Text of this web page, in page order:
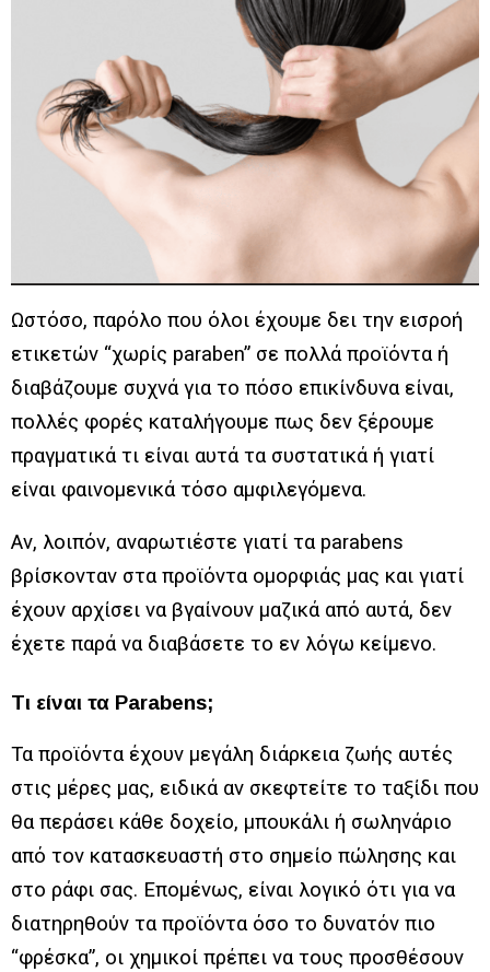
Ωστόσο, παρόλο που όλοι έχουμε δει την εισροή
ετικετών “χωρίς paraben” σε πολλά προϊόντα ή
διαβάζουμε συχνά για το πόσο επικίνδυνα είναι,
πολλές φορές καταλήγουμε πως δεν ξέρουμε
πραγματικά τι είναι αυτά τα συστατικά ή γιατί
είναι φαινομενικά τόσο αμφιλεγόμενα.
Αν, λοιπόν, αναρωτιέστε γιατί τα parabens
βρίσκονταν στα προϊόντα ομορφιάς μας και γιατί
έχουν αρχίσει να βγαίνουν μαζικά από αυτά, δεν
έχετε παρά να διαβάσετε το εν λόγω κείμενο.
Τι είναι τα Parabens;
Τα προϊόντα έχουν μεγάλη διάρκεια ζωής αυτές
στις μέρες μας, ειδικά αν σκεφτείτε το ταξίδι που
θα περάσει κάθε δοχείο, μπουκάλι ή σωληνάριο
από τον κατασκευαστή στο σημείο πώλησης και
στο ράφι σας. Επομένως, είναι λογικό ότι για να
διατηρηθούν τα προϊόντα όσο το δυνατόν πιο
“φρέσκα”, οι χημικοί πρέπει να τους προσθέσουν